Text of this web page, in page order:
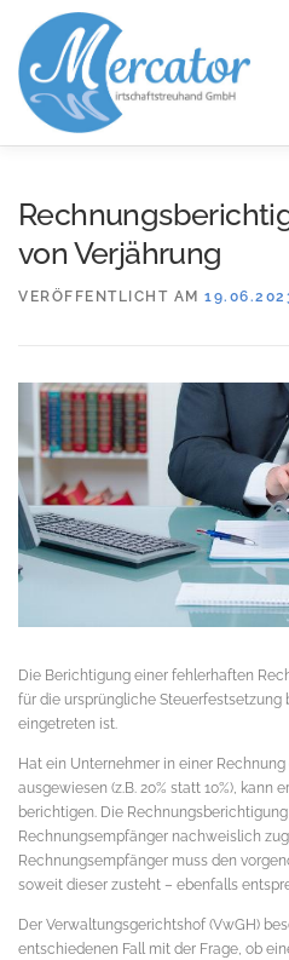
Inhalt
springen
SERVICE KANZLEI
von Verjährung
VERÖFFENTLICHT AM
Die Berichtigung einer fehlerhaften
für die ursprüngliche Steuerfestsetzung
eingetreten ist.
Hat ein Unternehmer in einer
ausgewiesen (z.B. 20% statt 10%), kann
berichtigen. Die
Rechnungsempfänger nachweislich
Rechnungsempfänger muss den
soweit dieser zusteht – ebenfalls
Der Verwaltungsgerichtshof (VwGH)
entschiedenen Fall mit der Frage, ob